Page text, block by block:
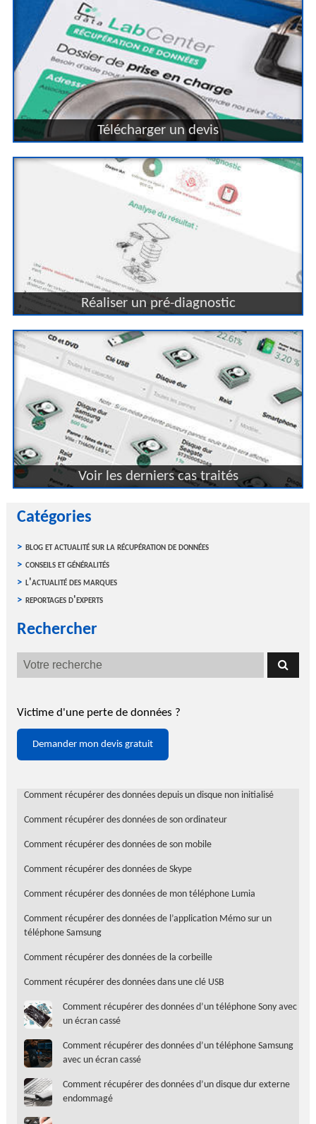
Télécharger un devis
Réaliser un pré-diagnostic
Voir les derniers cas traités
Catégories
blog et actualité sur la récupération de données
conseils et généralités
l'actualité des marques
reportages d'experts
Rechercher
Victime d'une perte de données ?
Demander mon devis gratuit
Comment récupérer des données depuis un disque non initialisé
Comment récupérer des données de son ordinateur
Comment récupérer des données de son mobile
Comment récupérer des données de Skype
Comment récupérer des données de mon téléphone Lumia
Comment récupérer des données de l’application Mémo sur un
téléphone Samsung
Comment récupérer des données de la corbeille
Comment récupérer des données dans une clé USB
Comment récupérer des données d’un téléphone Sony avec
un écran cassé
Comment récupérer des données d’un téléphone Samsung
avec un écran cassé
Comment récupérer des données d’un disque dur externe
endommagé